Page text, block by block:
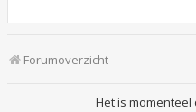
Forumoverzicht
Het is momenteel